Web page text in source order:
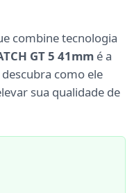
combine tecnologia
GT 5 41mm é a
como ele
sua qualidade de